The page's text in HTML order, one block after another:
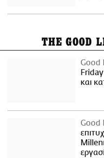
THE GOOD
Good
και
Good